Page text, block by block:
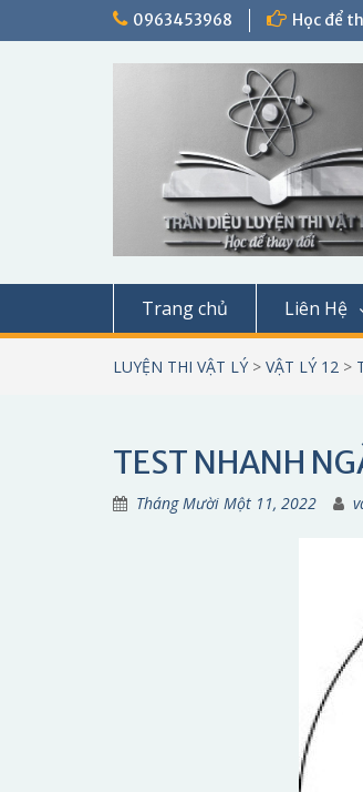
0963453968 Học để
Trang chủ Liên Hệ
LUYỆN THI VẬT LÝ > VẬT LÝ 12 >
TEST NHANH
Tháng Mười Một 11, 2022